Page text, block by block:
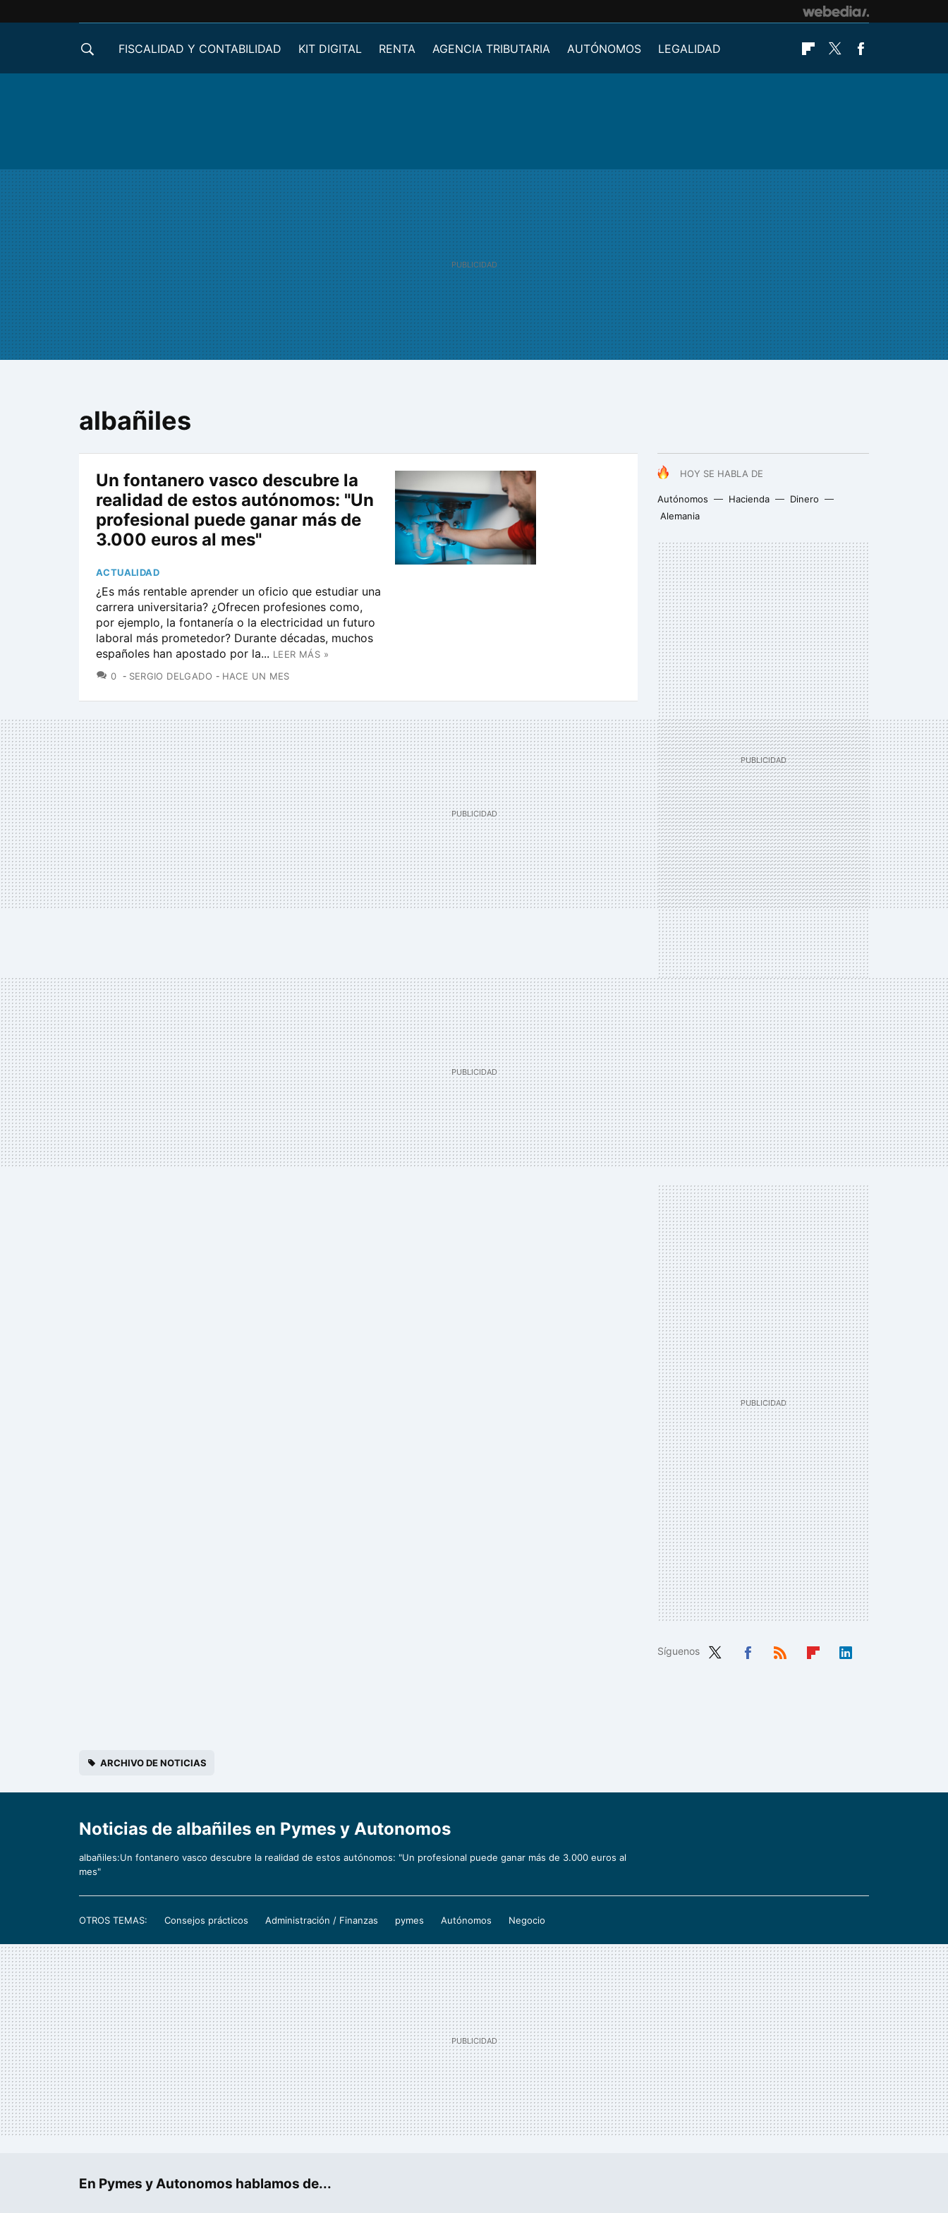
FISCALIDAD Y CONTABILIDAD KIT DIGITAL RENTA AGENCIA TRIBUTARIA AUTÓNOMOS
LEGALIDAD
Flipboard
Twitter
albañiles
HOY SE HABLA DE
Autónomos Hacienda
Dinero
Alemania
Un fontanero vasco descubre la
realidad de estos autónomos: "Un
profesional puede ganar más de
3.000 euros al mes"
ACTUALIDAD
¿Es más rentable aprender un oficio que estudiar una
carrera universitaria? ¿Ofrecen profesiones como,
por ejemplo, la fontanería o la electricidad un futuro
laboral más prometedor? Durante décadas, muchos
españoles han apostado por la... LEER MÁS »
0 COMENTARIOS
SERGIO DELGADO HACE UN MES
Síguenos
ARCHIVO DE NOTICIAS
Noticias de albañiles en Pymes y Autonomos
albañiles:Un fontanero vasco descubre la realidad de estos autónomos: "Un profesional puede ganar más de 3.000 euros al
mes"
OTROS TEMAS: Consejos prácticos Administración / Finanzas pymes Autónomos Negocio
En Pymes y Autonomos hablamos de...